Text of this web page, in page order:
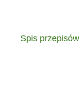
Spis przepisów